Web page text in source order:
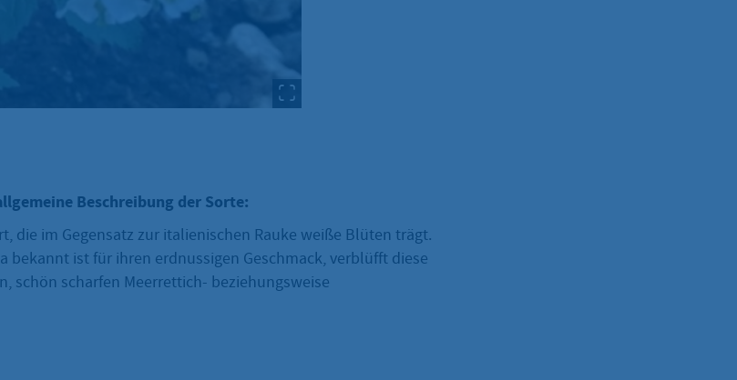
Beschreibung der Sorte:
die im Gegensatz zur italienischen Rauke weiße Blüten trägt.
bekannt ist für ihren erdnussigen Geschmack, verblüfft diese
schön scharfen Meerrettich- beziehungsweise